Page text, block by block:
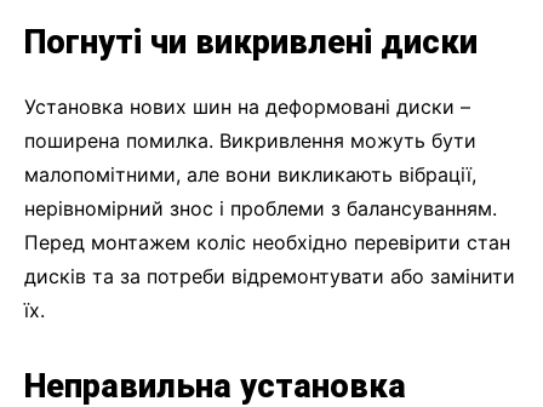
Погнуті чи викривлені диски
Установка нових шин на деформовані диски –
поширена помилка. Викривлення можуть бути
малопомітними, але вони викликають вібрації,
нерівномірний знос і проблеми з балансуванням.
Перед монтажем коліс необхідно перевірити стан
дисків та за потреби відремонтувати або замінити
їх.
Неправильна установка